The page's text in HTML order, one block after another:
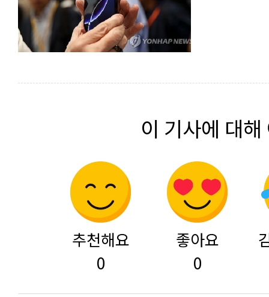
이 기사에 대
추천해요
0
좋아요
0